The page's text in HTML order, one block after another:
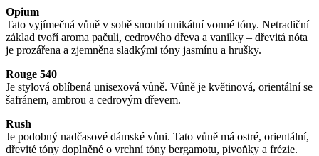
Opium
Tato vyjímečná vůně v sobě snoubí unikátní vonné tóny. Netradiční
základ tvoří aroma pačuli, cedrového dřeva a vanilky – dřevitá nóta
je prozářena a zjemněna sladkými tóny jasmínu a hrušky.
Rouge 540
Je stylová oblíbená unisexová vůně. Vůně je květinová, orientální se
šafránem, ambrou a cedrovým dřevem.
Rush
Je podobný nadčasové dámské vůni. Tato vůně má ostré, orientální,
dřevité tóny doplněné o vrchní tóny bergamotu, pivoňky a frézie.